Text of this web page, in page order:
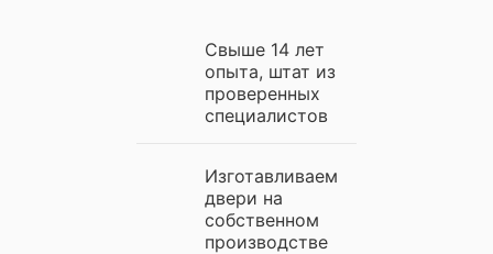
Свыше 14 лет
опыта, штат из
проверенных
специалистов
Изготавливаем
двери на
собственном
производстве